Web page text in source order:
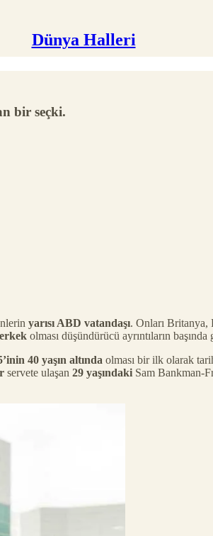
Dünya Halleri
bir seçki.
yarısı ABD vatandaşı. Onları Britanya,
olması düşündürücü ayrıntıların başında
40 yaşın altında olması bir ilk olarak
servete ulaşan 29 yaşındaki Sam Bankman-